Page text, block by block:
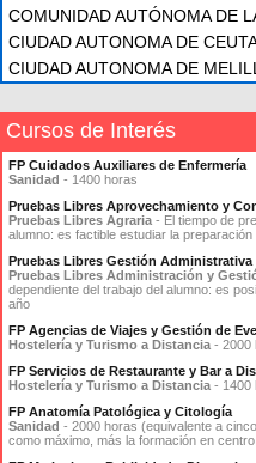
COMUNIDAD AUTÓNOMA DE
CIUDAD AUTONOMA DE
CIUDAD AUTONOMA DE
Cursos de Interés
FP Cuidados Auxiliares de Enfermería
Sanidad - 1400 horas
Pruebas Libres Aprovechamiento y
Pruebas Libres Agraria - El tiempo de
alumno: es factible estudiar la
Pruebas Libres Gestión Administrativa
Pruebas Libres Administración y
dependiente del trabajo del alumno: es
año
FP Agencias de Viajes y Gestión de
Hostelería y Turismo a Distancia - 2000
FP Servicios de Restaurante y Bar a
Hostelería y Turismo a Distancia - 1400
FP Anatomía Patológica y Citología
Sanidad - 2000 horas (equivalente a
como máximo, más la formación en